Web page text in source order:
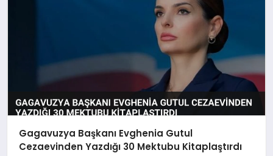
Gagavuzya Başkanı Evghenia Gutul
Cezaevinden Yazdığı 30 Mektubu Kitaplaştırdı